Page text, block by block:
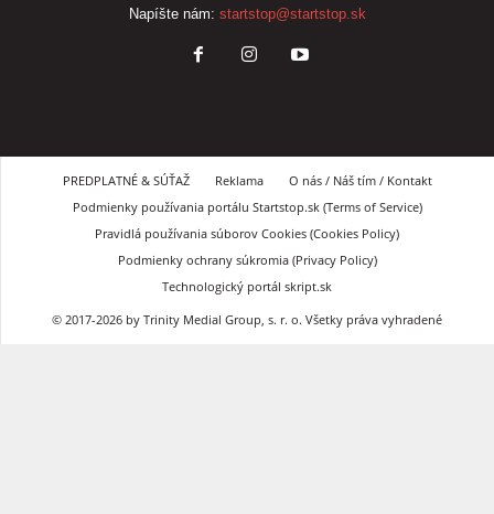
Napíšte nám: startstop@startstop.sk
PREDPLATNÉ & SÚŤAŽ Reklama
O nás / Náš tím / Kontakt
Podmienky používania portálu Startstop.sk (Terms of Service)
Pravidlá používania súborov Cookies (Cookies Policy)
Podmienky ochrany súkromia (Privacy Policy)
Technologický portál skript.sk
© 2017-2026 by Trinity Medial Group, s. r. o. Všetky práva vyhradené